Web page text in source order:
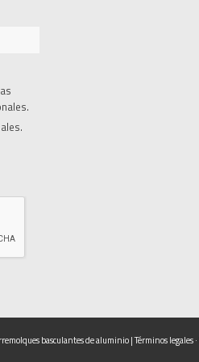
basculantes de aluminio |Términos legales·